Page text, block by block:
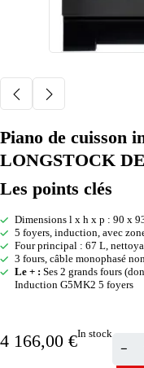
Piano de cuisson
LONGSTOCK
Les points clés
Dimensions l x h x p : 90 x
5 foyers, induction, avec
Four principal : 67 L,
3 fours, câble monophasé
Le + : Ses 2 grands fours
Induction G5MK2 5 foyers
4 166,00 €In stock